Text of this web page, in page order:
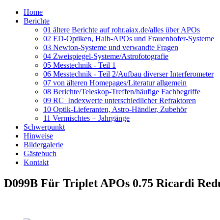
Home
Berichte
01 ältere Berichte auf rohr.aiax.de/alles über APOs
02 ED-Optiken, Halb-APOs und Frauenhofer-Systeme
03 Newton-Systeme und verwandte Fragen
04 Zweispiegel-Systeme/Astrofotografie
05 Messtechnik - Teil 1
06 Messtechnik - Teil 2/Aufbau diverser Interferometer
07 von älteren Homepages/Literatur allgemein
08 Berichte/Teleskop-Treffen/häufige Fachbegriffe
09 RC_Indexwerte unterschiedlicher Refraktoren
10 Optik-Lieferanten, Astro-Händler, Zubehör
11 Vermischtes + Jahrgänge
Schwerpunkt
Hinweise
Bildergalerie
Gästebuch
Kontakt
D099B Für Triplet APOs 0.75 Ricardi